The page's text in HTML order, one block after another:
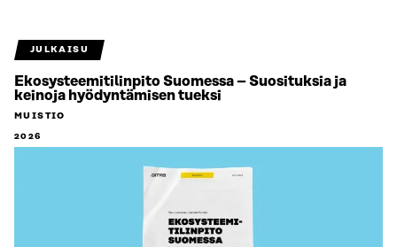
JULKAISU
Ekosysteemitilinpito Suomessa – Suosituksia ja
keinoja hyödyntämisen tueksi
MUISTIO
2026